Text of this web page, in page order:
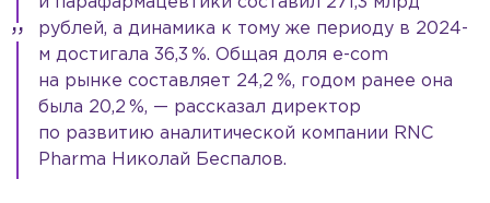
рублей, а динамика к тому же периоду в 2024-
м достигала 36,3 %. Общая доля e-com
на рынке составляет 24,2 %, годом ранее она
была 20,2 %, — рассказал директор
по развитию аналитической компании RNC
Pharma Николай Беспалов.